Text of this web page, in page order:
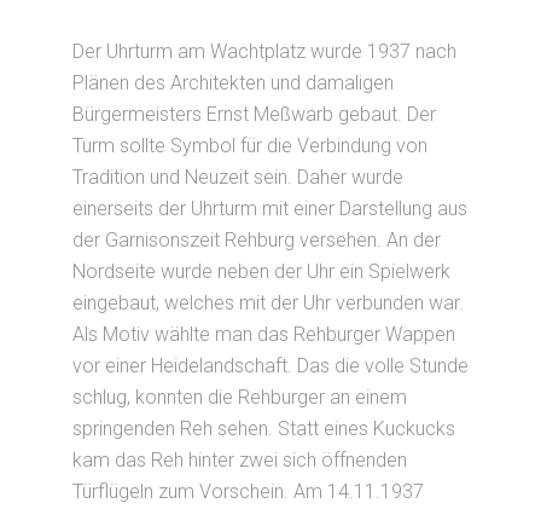
Der Uhrturm am Wachtplatz wurde 1937 nach
Plänen des Architekten und damaligen
Bürgermeisters Ernst Meßwarb gebaut. Der
Turm sollte Symbol für die Verbindung von
Tradition und Neuzeit sein. Daher wurde
einerseits der Uhrturm mit einer Darstellung aus
der Garnisonszeit Rehburg versehen. An der
Nordseite wurde neben der Uhr ein Spielwerk
eingebaut, welches mit der Uhr verbunden war.
Als Motiv wählte man das Rehburger Wappen
vor einer Heidelandschaft. Das die volle Stunde
schlug, konnten die Rehburger an einem
springenden Reh sehen. Statt eines Kuckucks
kam das Reh hinter zwei sich öffnenden
Türflügeln zum Vorschein. Am 14.11.1937